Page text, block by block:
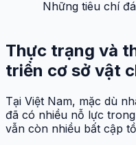
Những tiêu chí
Thực trạng và
triển cơ sở vật
Tại Việt Nam, mặc dù
đã có nhiều nỗ lực
vẫn còn nhiều bất cập